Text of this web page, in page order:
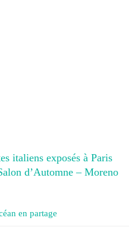
italiens exposés à Paris
d’Automne – Moreno
en partage